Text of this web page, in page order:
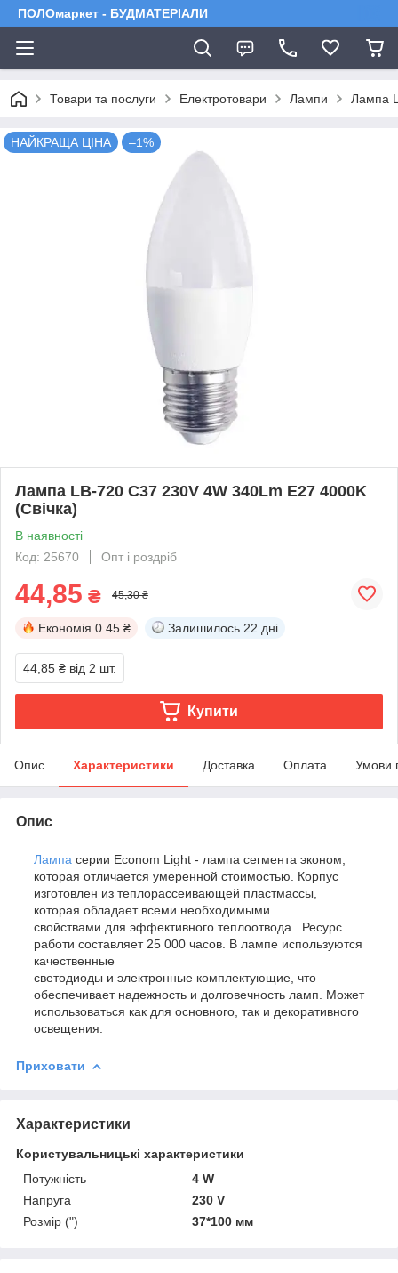
ПОЛОмаркет - БУДМАТЕРІАЛИ
Товари та послуги Електротовари Лампи Лампа
НАЙКРАЩА ЦІНА –1%
Лампа LB-720 C37 230V 4W 340Lm E27 4000K
(Свічка)
В наявності
Код: 25670
Опт і роздріб
44,85 ₴ 45,30 ₴
Економія 0.45 ₴ Залишилось 22 дні
44,85 ₴ від 2 шт.
Купити
Опис Характеристики Доставка Оплата Умови
Опис
Лампа серии Econom Light - лампа сегмента эконом,
которая отличается умеренной стоимостью. Корпус
изготовлен из теплорассеивающей пластмассы,
которая обладает всеми необходимыми
свойствами для эффективного теплоотвода. Ресурс
работи составляет 25 000 часов. В лампе используются
качественные
светодиоды и электронные комплектующие, что
обеспечивает надежность и долговечность ламп. Может
использоваться как для основного, так и декоративного
освещения.
Приховати
Характеристики
Користувальницькі характеристики
Потужність
4 W
Напруга
230 V
Розмір (")
37*100 мм